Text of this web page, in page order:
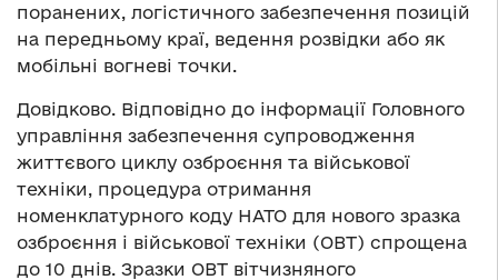
поранених, логістичного забезпечення позицій
на передньому краї, ведення розвідки або як
мобільні вогневі точки.
Довідково. Відповідно до інформації Головного
управління забезпечення супроводження
життєвого циклу озброєння та військової
техніки, процедура отримання
номенклатурного коду НАТО для нового зразка
озброєння і військової техніки (ОВТ) спрощена
до 10 днів. Зразки ОВТ вітчизняного